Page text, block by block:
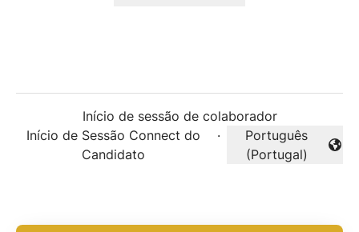
Início de sessão de colaborador
Início de Sessão Connect do
Candidato
·
Alterar idioma
Português
(Portugal)